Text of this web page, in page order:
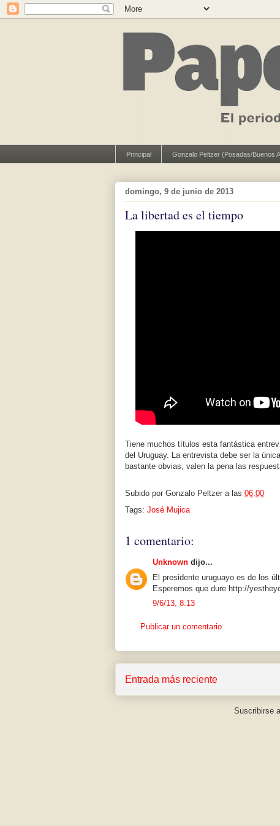
Principal Gonzalo Peltzer (Posadas/Buenos
domingo, 9 de junio de 2013
La libertad es el tiempo
Tiene muchos títulos esta fantástica
del Uruguay. La entrevista debe ser la
bastante obvias, valen la pena las
Subido por Gonzalo Peltzer a las 06:00
Tags: José Mujica
1 comentario:
Unknown dijo...
El presidente uruguayo es de los
Esperemos que dure http://
9/6/13, 8:13
Publicar un comentario
Entrada más reciente
Suscribirse